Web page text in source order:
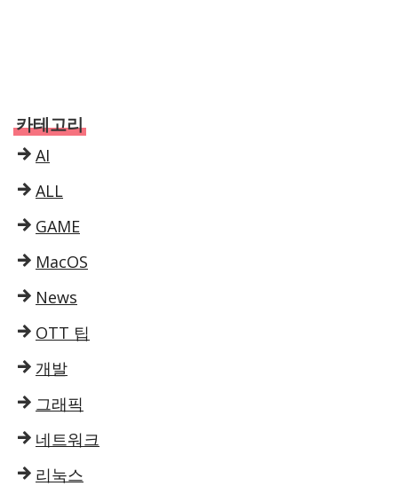
카테고리
AI
ALL
GAME
MacOS
News
OTT 팁
개발
그래픽
네트워크
리눅스